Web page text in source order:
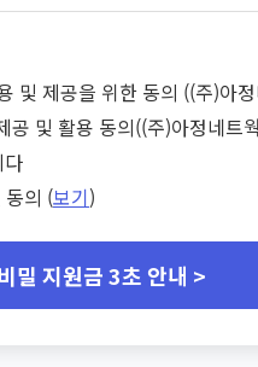
및 제공을 위한 동의 ((주)아
공 및 활용 동의((주)아정네트
동의 (보기)
밀 지원금 3초 안내 >